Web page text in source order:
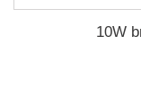
10W